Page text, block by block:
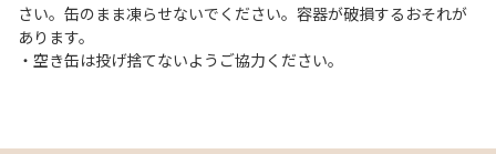
さい。缶のまま凍らせないでください。容器が破損するおそれが
あります。
・空き缶は投げ捨てないようご協力ください。